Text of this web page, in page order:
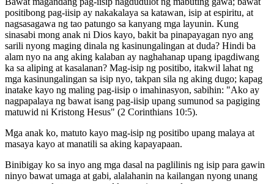
positibong pag-iisip ay nakakalaya sa katawan, isip at espiritu, at
nagsasagawa ng tao patungo sa kanyang mga layunin. Kung
sinasabi mong anak ni Dios kayo, bakit ba pinapayagan nyo ang
sarili nyong maging dinala ng kasinungalingan at duda? Hindi ba
alam nyo na ang aking kalaban ay naghahanap upang ipagdiwang
ka sa aliping at kasalanan? Mag-isip ng positibo, itakwil lahat ng
mga kasinungalingan sa isip nyo, takpan sila ng aking dugo; kapag
inatake kayo ng maling pag-iisip o imahinasyon, sabihin: "Ako ay
nagpapalaya ng bawat isang pag-iisip upang sumunod sa pagiging
matuwid ni Kristong Hesus" (2 Corinthians 10:5).
Mga anak ko, matuto kayo mag-isip ng positibo upang malaya at
masaya kayo at manatili sa aking kapayapaan.
Binibigay ko sa inyo ang mga dasal na paglilinis ng isip para gawin
ninyo bawat umaga at gabi, alalahanin na kailangan nyong unang